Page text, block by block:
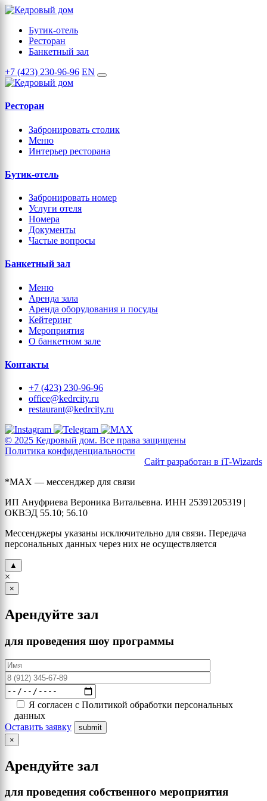
Бутик-отель
Ресторан
Банкетный зал
+7 (423) 230-96-96 EN
Ресторан
Забронировать столик
Меню
Интерьер ресторана
Бутик-отель
Забронировать номер
Услуги отеля
Номера
Документы
Частые вопросы
Банкетный зал
Меню
Аренда зала
Аренда оборудования и посуды
Кейтеринг
Мероприятия
О банкетном зале
Контакты
+7 (423) 230-96-96
office@kedrcity.ru
restaurant@kedrcity.ru
© 2025 Кедровый дом. Все права защищены
Политика конфиденциальности
Сайт разработан в iT-Wizards
*MAX — мессенджер для связи
ИП Ануфриева Вероника Витальевна. ИНН 25391205319 |
ОКВЭД 55.10; 56.10
Мессенджеры указаны исключительно для связи. Передача
персональных данных через них не осуществляется
▲
×
×
Арендуйте зал
для проведения шоу программы
Я согласен с Политикой обработки персональных
данных
Оставить заявку
×
Арендуйте зал
для проведения собственного мероприятия